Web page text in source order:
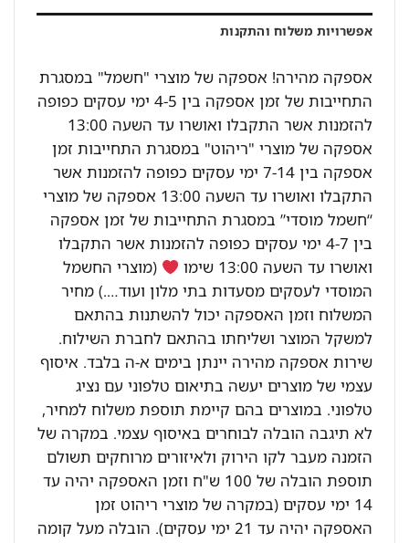
אפשרויות משלוח והתקנות
אספקה מהירה! אספקה של מוצרי "חשמל" במסגרת
התחייבות של זמן אספקה בין 4-5 ימי עסקים כפופה
להזמנות אשר התקבלו ואושרו עד השעה 13:00
אספקה של מוצרי "ריהוט" במסגרת התחייבות זמן
אספקה בין 7-14 ימי עסקים כפופה להזמנות אשר
התקבלו ואושרו עד השעה 13:00 אספקה של מוצרי
“חשמל מוסדי” במסגרת התחייבות של זמן אספקה
בין 4-7 ימי עסקים כפופה להזמנות אשר התקבלו
ואושרו עד השעה 13:00 שימו
(מוצרי החשמל
המוסדי לעסקים מסעדות בתי מלון ועוד….) מחיר
המשלוח וזמן האספקה יכול להשתנות בהתאם
למשקל המוצר ושליחתו בהתאם לחברת השילוח.
שירות אספקה מהירה יינתן בימים א-ה בלבד. איסוף
עצמי של מוצרים יעשה בתיאום טלפוני עם נציג
טלפוני. במוצרים בהם קיימת תוספת משלוח למחיר,
לא תיגבה הובלה לבוחרים באיסוף עצמי. במקרה של
הזמנה מעבר לקו הירוק ולאיזורים מרוחקים תשולם
תוספת הובלה של 100 ש"ח וזמן האספקה יהיה עד
14 ימי עסקים (במקרה של מוצרי ריהוט זמן
האספקה יהיה עד 21 ימי עסקים). הובלה מעל קומה